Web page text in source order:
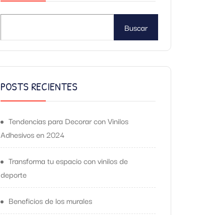
Buscar
POSTS RECIENTES
Tendencias para Decorar con Vinilos
Adhesivos en 2024
Transforma tu espacio con vinilos de
deporte
Beneficios de los murales